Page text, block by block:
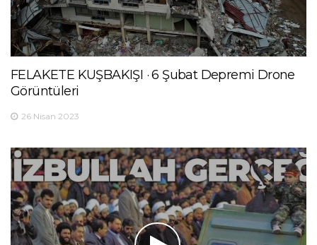
FELAKETE KUŞBAKIŞI · 6 Şubat Depremi Drone
Görüntüleri
26 Nisan 2023